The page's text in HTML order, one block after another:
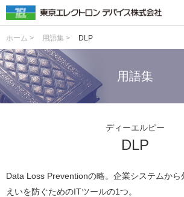
ホーム > 用語集 > DLP
用語集
ディーエルピー
DLP
Data Loss Preventionの略。企業システムか
えいを防ぐためのITツールの1つ。